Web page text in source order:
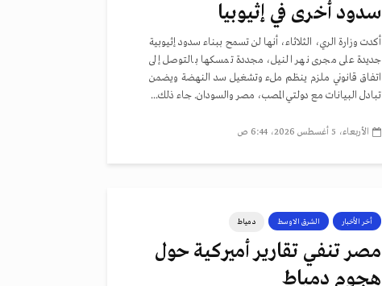
سدود أخرى في إثيوبيا
أكدت وزارة الري، الثلاثاء، أنها لن تسمح ببناء سدود إثيوبية
جديدة على مجرى نهر النيل، مجددة تمسكها بالتوصل إلى
اتفاق قانوني ملزم ينظم ملء وتشغيل سد النهضة ويضمن
تبادل البيانات مع دولتي المصب، مصر والسودان. جاء ذلك...
الأربعاء، 5 أغسطس 2026، 6:44 ص
أخر الأخبار الشرق الاوسط دمياط
مصر تنفي تقارير أميركية حول
هجوم دمياط